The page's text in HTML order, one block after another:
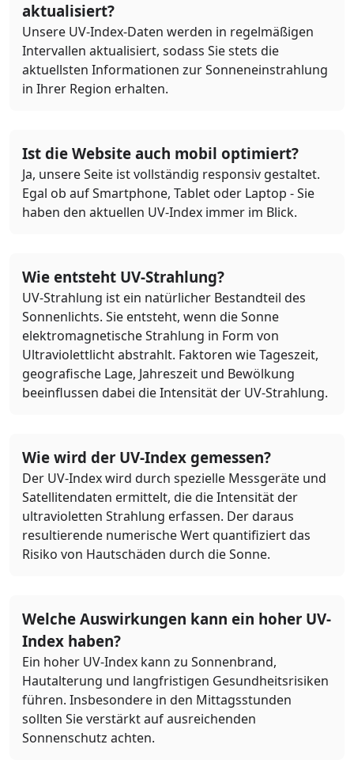
aktualisiert?
Unsere UV-Index-Daten werden in regelmäßigen
Intervallen aktualisiert, sodass Sie stets die
aktuellsten Informationen zur Sonneneinstrahlung
in Ihrer Region erhalten.
Ist die Website auch mobil optimiert?
Ja, unsere Seite ist vollständig responsiv gestaltet.
Egal ob auf Smartphone, Tablet oder Laptop - Sie
haben den aktuellen UV-Index immer im Blick.
Wie entsteht UV-Strahlung?
UV-Strahlung ist ein natürlicher Bestandteil des
Sonnenlichts. Sie entsteht, wenn die Sonne
elektromagnetische Strahlung in Form von
Ultraviolettlicht abstrahlt. Faktoren wie Tageszeit,
geografische Lage, Jahreszeit und Bewölkung
beeinflussen dabei die Intensität der UV-Strahlung.
Wie wird der UV-Index gemessen?
Der UV-Index wird durch spezielle Messgeräte und
Satellitendaten ermittelt, die die Intensität der
ultravioletten Strahlung erfassen. Der daraus
resultierende numerische Wert quantifiziert das
Risiko von Hautschäden durch die Sonne.
Welche Auswirkungen kann ein hoher UV-
Index haben?
Ein hoher UV-Index kann zu Sonnenbrand,
Hautalterung und langfristigen Gesundheitsrisiken
führen. Insbesondere in den Mittagsstunden
sollten Sie verstärkt auf ausreichenden
Sonnenschutz achten.